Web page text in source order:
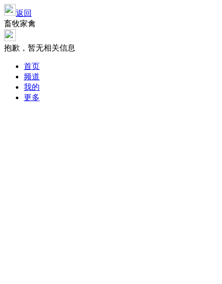
返回
畜牧家禽
抱歉，暂无相关信息
首页
频道
我的
更多